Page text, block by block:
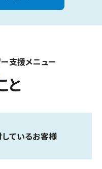
支援メニュー
と
ているお客様